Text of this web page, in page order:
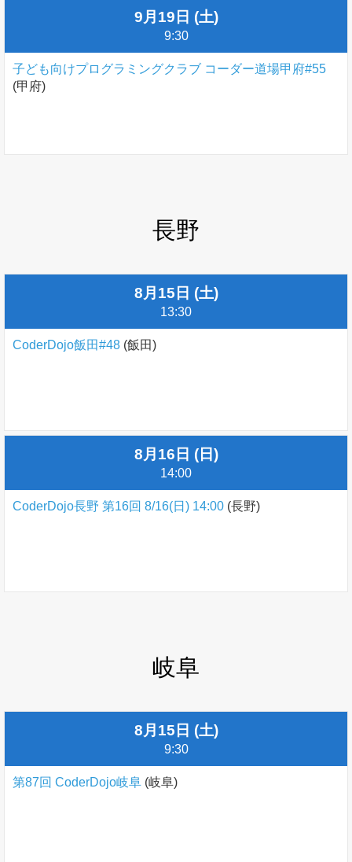
9月19日 (土)
9:30
子ども向けプログラミングクラブ コーダー道場甲府#55
(甲府)
長野
8月15日 (土)
13:30
CoderDojo飯田#48 (飯田)
8月16日 (日)
14:00
CoderDojo長野 第16回 8/16(日) 14:00 (長野)
岐阜
8月15日 (土)
9:30
第87回 CoderDojo岐阜 (岐阜)